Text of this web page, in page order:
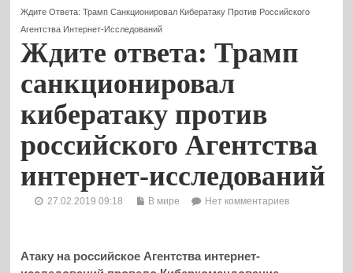
Ждите Ответа: Трамп Санкционировал Кибератаку Против Российского
Агентства Интернет-Исследований
Ждите ответа: Трамп
санкционировал
кибератаку против
российского Агентства
интернет-исследований
27.02.2019 09:18 В мире Нет комментариев
Атаку на российское Агентства интернет-